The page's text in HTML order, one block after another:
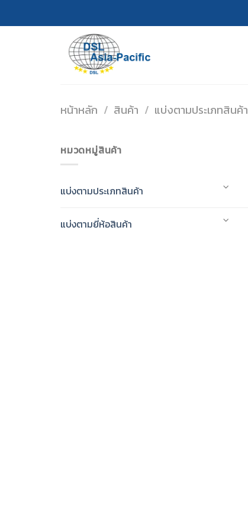
หน้าหลัก / สินค้า / แบ่งตามประเภทสินค้า
หมวดหมู่สินค้า
แบ่งตามประเภทสินค้า
แบ่งตามยี่ห้อสินค้า